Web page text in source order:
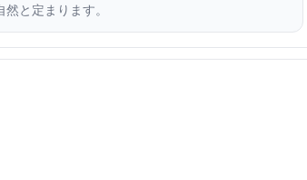
と定まります。